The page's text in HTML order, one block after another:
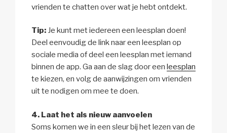
vrienden te chatten over wat je hebt ontdekt.
Tip: Je kunt met iedereen een leesplan doen!
Deel eenvoudig de link naar een leesplan op
sociale media of deel een leesplan met iemand
binnen de app. Ga aan de slag door een leesplan
te kiezen, en volg de aanwijzingen om vrienden
uit te nodigen om mee te doen.
4. Laat het als nieuw aanvoelen
Soms komen we in een sleur bij het lezen van de